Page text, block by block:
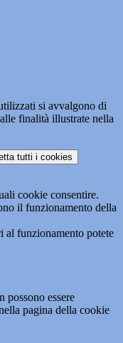
si avvalgono di
finalità illustrate nella
tutti i cookies
cookie consentire.
il funzionamento della
al funzionamento potete
possono essere
pagina della cookie